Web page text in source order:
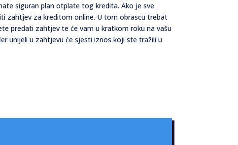
siguran plan otplate tog kredita. Ako je sve
zahtjev za kreditom online. U tom obrascu trebat
predati zahtjev te će vam u kratkom roku na vašu
unijeli u zahtjevu će sjesti iznos koji ste tražili u